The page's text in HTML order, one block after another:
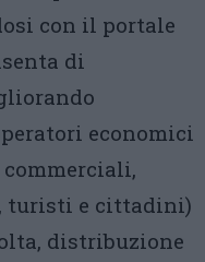
con il portale
di
economici
turisti e cittadini)
distribuzione